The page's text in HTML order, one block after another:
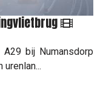
bij Numansdorp